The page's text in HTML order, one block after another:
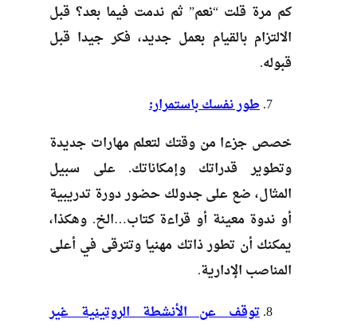
كم مرة قلت “نعم” ثم ندمت فيما بعد؟ قبل
الالتزام بالقيام بعمل جديد، فكر جيدا قبل
قبوله.
طور نفسك باستمرار:
خصص جزءا من وقتك لتعلم مهارات جديدة
وتطوير قدراتك وإمكاناتك. على سبيل
المثال، ضع على جدولك حضور دورة تدريبية
أو ندوة معينة أو قراءة كتاب…الخ. وهكذا،
يمكنك أن تطور ذاتك مهنيا وتترقى في أعلى
المناصب الإدارية.
توقف عن الأنشطة الروتينية غير